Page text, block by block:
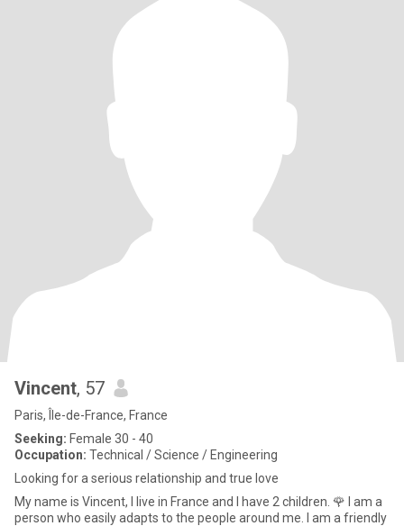
Vincent, 57
Paris, Île-de-France, France
Seeking: Female 30 - 40
Occupation: Technical / Science / Engineering
Looking for a serious relationship and true love
My name is Vincent, I live in France and I have 2 children. 🌹 I am a
person who easily adapts to the people around me. I am a friendly